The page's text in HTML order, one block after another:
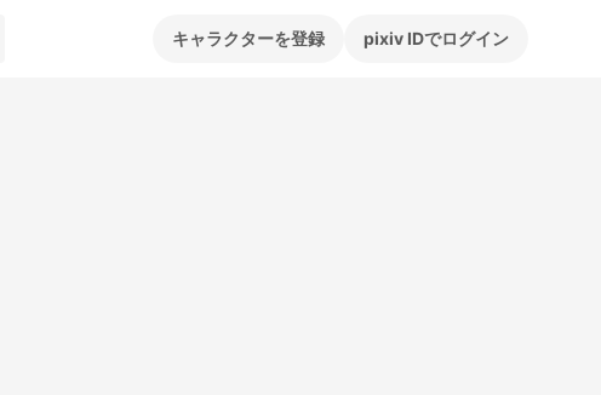
キャラクターを登録 pixiv IDでログイン